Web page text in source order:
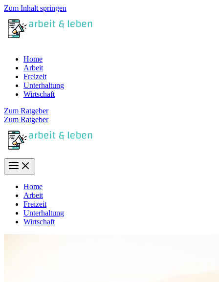
Zum Inhalt springen
Home
Arbeit
Freizeit
Unterhaltung
Wirtschaft
Zum Ratgeber
Zum Ratgeber
Home
Arbeit
Freizeit
Unterhaltung
Wirtschaft